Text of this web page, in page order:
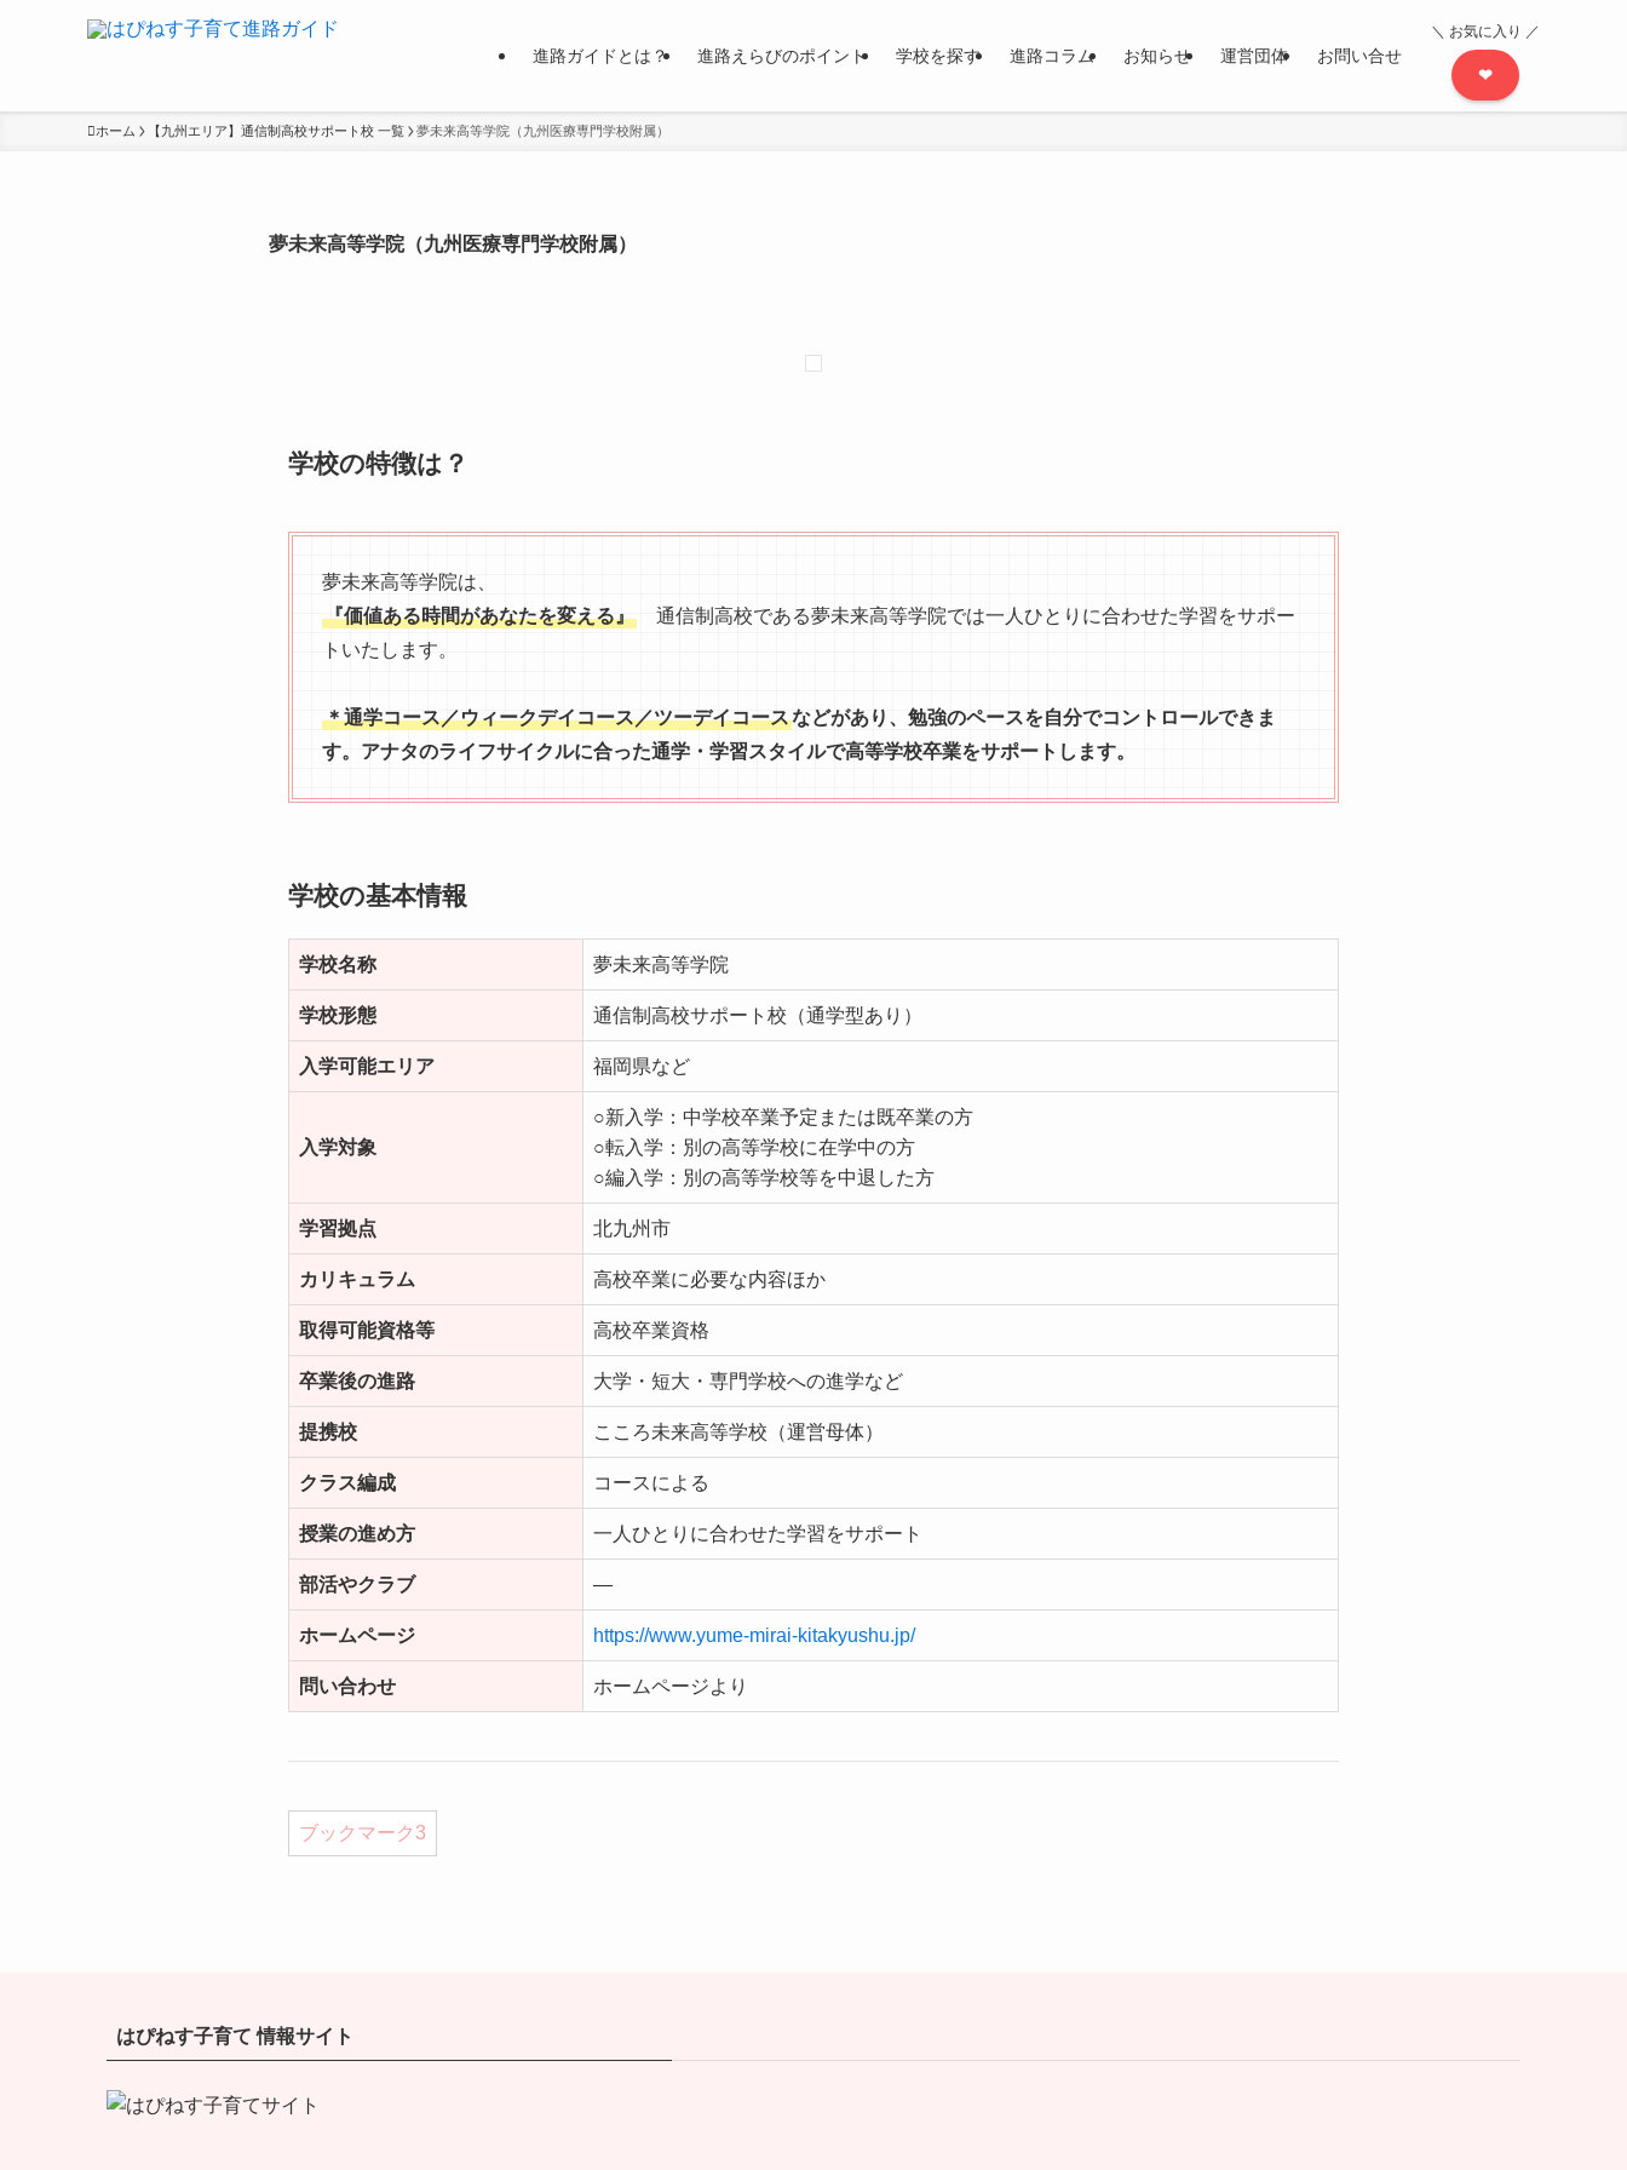
進路ガイドとは？ 進路えらびのポイント 学校を探す 進路コラム お知らせ 運営団体 お問い合せ
＼ お気に入り ／
❤︎
ホーム 【九州エリア】通信制高校サポート校 一覧 夢未来高等学院（九州医療専門学校附属）
夢未来高等学院（九州医療専門学校附属）
学校の特徴は？
夢未来高等学院は、
『価値ある時間があなたを変える』
通信制高校である夢未来高等学院では一人ひとりに合わせた学習をサポー
トいたします。
＊通学コース／ウィークデイコース／ツーデイコースなどがあり、勉強のペースを自分でコントロールできま
す。アナタのライフサイクルに合った通学・学習スタイルで高等学校卒業をサポートします。
学校の基本情報
学校名称 夢未来高等学院
学校形態 通信制高校サポート校（通学型あり）
入学可能エリア 福岡県など
入学対象
○新入学：中学校卒業予定または既卒業の方
○転入学：別の高等学校に在学中の方
○編入学：別の高等学校等を中退した方
学習拠点 北九州市
カリキュラム 高校卒業に必要な内容ほか
取得可能資格等 高校卒業資格
卒業後の進路 大学・短大・専門学校への進学など
提携校 こころ未来高等学校（運営母体）
クラス編成 コースによる
授業の進め方 一人ひとりに合わせた学習をサポート
部活やクラブ ―
ホームページ https://www.yume-mirai-kitakyushu.jp/
問い合わせ ホームページより
ブックマーク 3
はぴねす子育て 情報サイト